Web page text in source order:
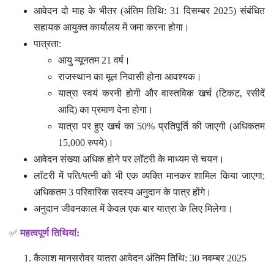
सहायक आयुक्त कार्यालय में जमा करना होगा।
पात्रता:
आयु न्यूनतम 21 वर्ष।
राजस्थान का मूल निवासी होना आवश्यक।
यात्रा स्वयं करनी होगी और वास्तविक खर्च (टिकट, रसीदें
आदि) का प्रमाण देना होगा।
यात्रा पर हुए खर्च का 50% प्रतिपूर्ति की जाएगी (अधिकतम
15,000 रुपये)।
आवेदन संख्या अधिक होने पर लॉटरी के माध्यम से चयन।
लॉटरी में पति/पत्नी को भी एक व्यक्ति मानकर शामिल किया जाएगा;
अधिकतम 3 परिवारिक सदस्य अनुदान के पात्र होंगे।
अनुदान जीवनकाल में केवल एक बार यात्रा के लिए मिलेगा।
महत्वपूर्ण तिथियां:
कैलाश मानसरोवर यात्रा आवेदन अंतिम तिथि: 30 नवम्बर 2025